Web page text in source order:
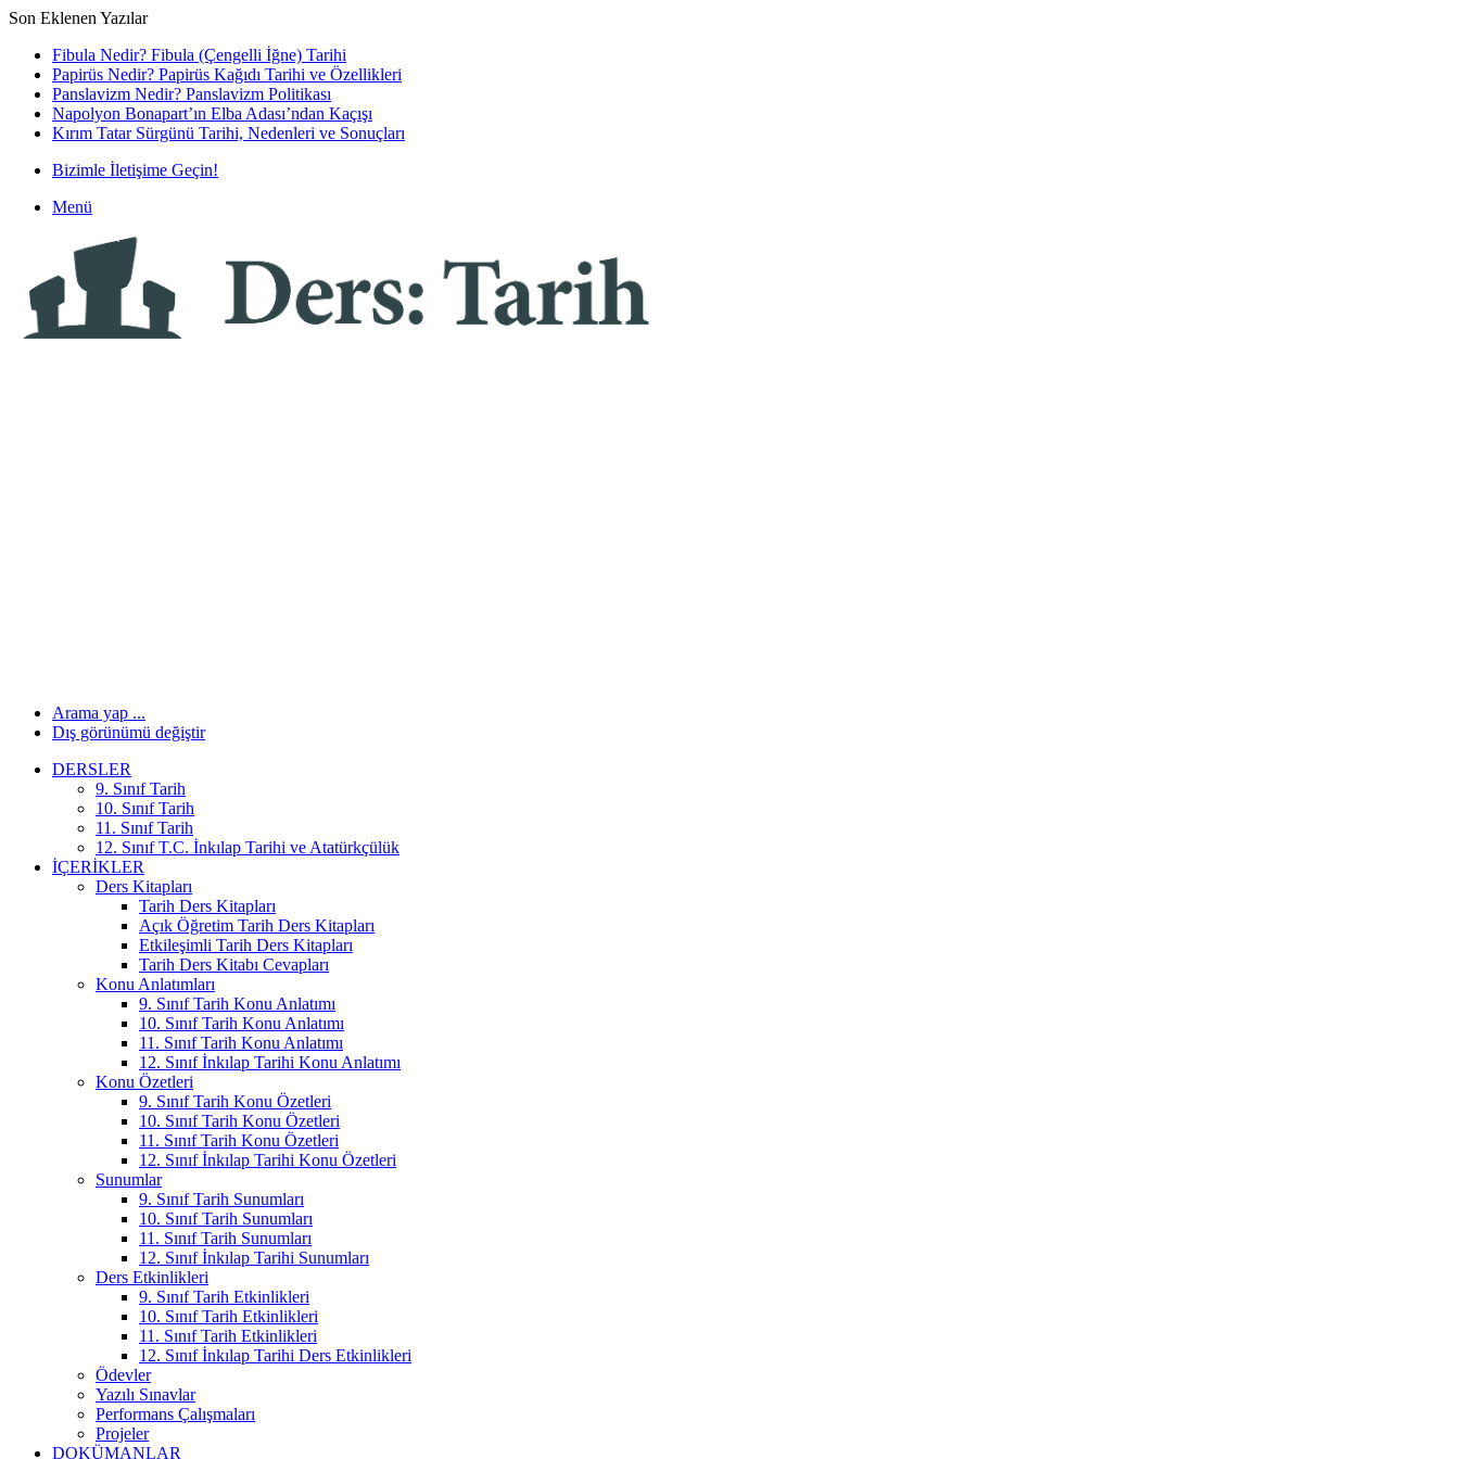
Son Eklenen Yazılar
Fibula Nedir? Fibula (Çengelli İğne) Tarihi
Papirüs Nedir? Papirüs Kağıdı Tarihi ve Özellikleri
Panslavizm Nedir? Panslavizm Politikası
Napolyon Bonapart’ın Elba Adası’ndan Kaçışı
Kırım Tatar Sürgünü Tarihi, Nedenleri ve Sonuçları
Bizimle İletişime Geçin!
Menü
Arama yap ...
Dış görünümü değiştir
DERSLER
9. Sınıf Tarih
10. Sınıf Tarih
11. Sınıf Tarih
12. Sınıf T.C. İnkılap Tarihi ve Atatürkçülük
İÇERIKLER
Ders Kitapları
Tarih Ders Kitapları
Açık Öğretim Tarih Ders Kitapları
Etkileşimli Tarih Ders Kitapları
Tarih Ders Kitabı Cevapları
Konu Anlatımları
9. Sınıf Tarih Konu Anlatımı
10. Sınıf Tarih Konu Anlatımı
11. Sınıf Tarih Konu Anlatımı
12. Sınıf İnkılap Tarihi Konu Anlatımı
Konu Özetleri
9. Sınıf Tarih Konu Özetleri
10. Sınıf Tarih Konu Özetleri
11. Sınıf Tarih Konu Özetleri
12. Sınıf İnkılap Tarihi Konu Özetleri
Sunumlar
9. Sınıf Tarih Sunumları
10. Sınıf Tarih Sunumları
11. Sınıf Tarih Sunumları
12. Sınıf İnkılap Tarihi Sunumları
Ders Etkinlikleri
9. Sınıf Tarih Etkinlikleri
10. Sınıf Tarih Etkinlikleri
11. Sınıf Tarih Etkinlikleri
12. Sınıf İnkılap Tarihi Ders Etkinlikleri
Ödevler
Yazılı Sınavlar
Performans Çalışmaları
Projeler
DOKÜMANLAR